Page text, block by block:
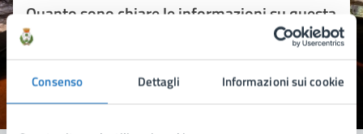
Consenso Dettagli Informazioni sui cookie
Quanto sono chiare le informazioni su questa
pagina?
Valuta 4 stelle su 5
Valuta 3 stelle su 5
Valuta 2 stelle su 5
Valuta 1 stelle su 5